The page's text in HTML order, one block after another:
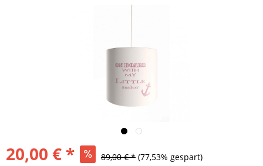
20,00 € * 89,00 € * (77,53% gespart)